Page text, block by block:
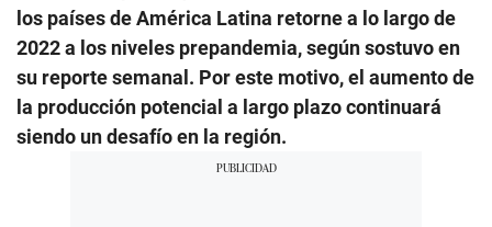
los países de América Latina retorne a lo largo de
2022 a los niveles prepandemia, según sostuvo en
su reporte semanal. Por este motivo, el aumento de
la producción potencial a largo plazo continuará
siendo un desafío en la región.